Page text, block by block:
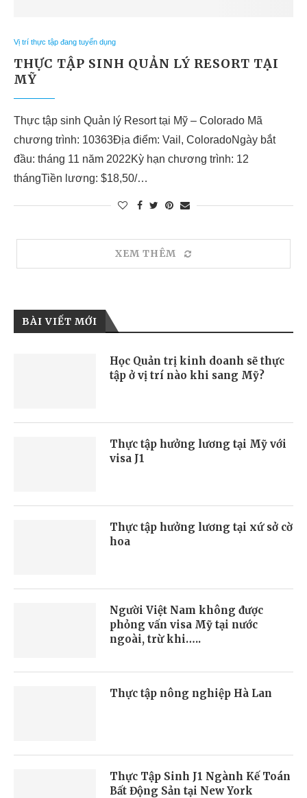
Vị trí thực tập đang tuyển dụng
THỰC TẬP SINH QUẢN LÝ RESORT TẠI
MỸ
Thực tập sinh Quản lý Resort tại Mỹ – Colorado Mã
chương trình: 10363Địa điểm: Vail, ColoradoNgày bắt
đầu: tháng 11 năm 2022Kỳ hạn chương trình: 12
thángTiền lương: $18,50/…
XEM THÊM
BÀI VIẾT MỚI
Học Quản trị kinh doanh sẽ thực
tập ở vị trí nào khi sang Mỹ?
Thực tập hưởng lương tại Mỹ với
visa J1
Thực tập hưởng lương tại xứ sở cờ
hoa
Người Việt Nam không được
phỏng vấn visa Mỹ tại nước
ngoài, trừ khi…..
Thực tập nông nghiệp Hà Lan
Thực Tập Sinh J1 Ngành Kế Toán
Bất Động Sản tại New York